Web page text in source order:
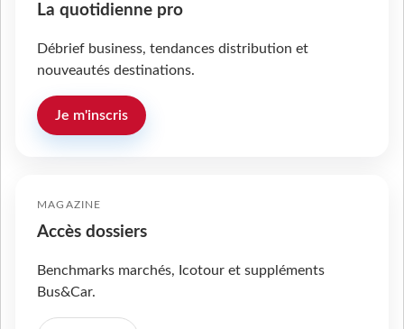
La quotidienne pro
Débrief business, tendances distribution et
nouveautés destinations.
Je m'inscris
MAGAZINE
Accès dossiers
Benchmarks marchés, Icotour et suppléments
Bus&Car.